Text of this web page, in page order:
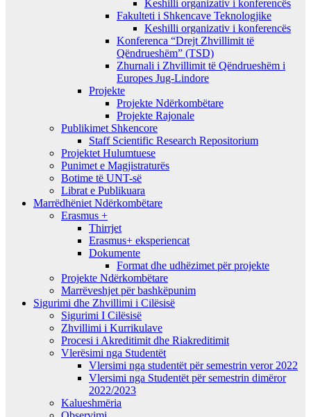
Keshilli organizativ i konferencës
Fakulteti i Shkencave Teknologjike
Keshilli organizativ i konferencës
Konferenca “Drejt Zhvillimit të
Qëndrueshëm” (TSD)
Zhurnali i Zhvillimit të Qëndrueshëm i
Europes Jug-Lindore
Projekte
Projekte Ndërkombëtare
Projekte Rajonale
Publikimet Shkencore
Staff Scientific Research Repositorium
Projektet Hulumtuese
Punimet e Magjistraturës
Botime të UNT-së
Librat e Publikuara
Marrëdhëniet Ndërkombëtare
Erasmus +
Thirrjet
Erasmus+ eksperiencat
Dokumente
Format dhe udhëzimet për projekte
Projekte Ndërkombëtare
Marrëveshjet për bashkëpunim
Sigurimi dhe Zhvillimi i Cilësisë
Sigurimi I Cilësisë
Zhvillimi i Kurrikulave
Procesi i Akreditimit dhe Riakreditimit
Vlerësimi nga Studentët
Vlersimi nga studentët për semestrin veror 2022
Vlersimi nga Studentët për semestrin dimëror
2022/2023
Kalueshmëria